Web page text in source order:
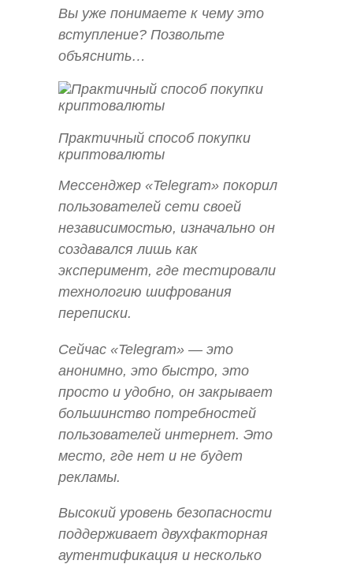
Вы уже понимаете к чему это
вступление? Позвольте
объяснить…
Практичный способ покупки
криптовалюты
Мессенджер «Telegram» покорил
пользователей сети своей
независимостью, изначально он
создавался лишь как
эксперимент, где тестировали
технологию шифрования
переписки.
Сейчас «Telegram» — это
анонимно, это быстро, это
просто и удобно, он закрывает
большинство потребностей
пользователей интернет. Это
место, где нет и не будет
рекламы.
Высокий уровень безопасности
поддерживает двухфакторная
аутентификация и несколько